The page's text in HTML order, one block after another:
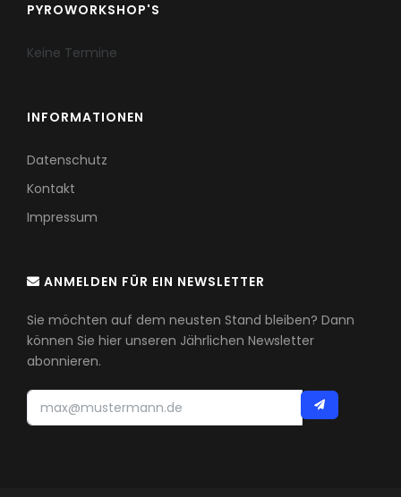
PYROWORKSHOP'S
Keine Termine
INFORMATIONEN
Datenschutz
Kontakt
Impressum
ANMELDEN FÜR EIN NEWSLETTER
Sie möchten auf dem neusten Stand bleiben? Dann
können Sie hier unseren Jährlichen Newsletter
abonnieren.